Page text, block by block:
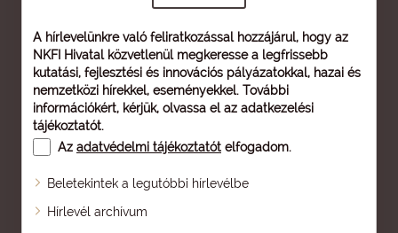
A hírlevelünkre való feliratkozással hozzájárul, hogy az
NKFI Hivatal közvetlenül megkeresse a legfrissebb
kutatási, fejlesztési és innovációs pályázatokkal, hazai és
nemzetközi hírekkel, eseményekkel. További
információkért, kérjük, olvassa el az adatkezelési
tájékoztatót.
Az adatvédelmi tájékoztatót elfogadom.
Beletekintek a legutóbbi hírlevélbe
Hírlevél archívum
Oldaltérkép